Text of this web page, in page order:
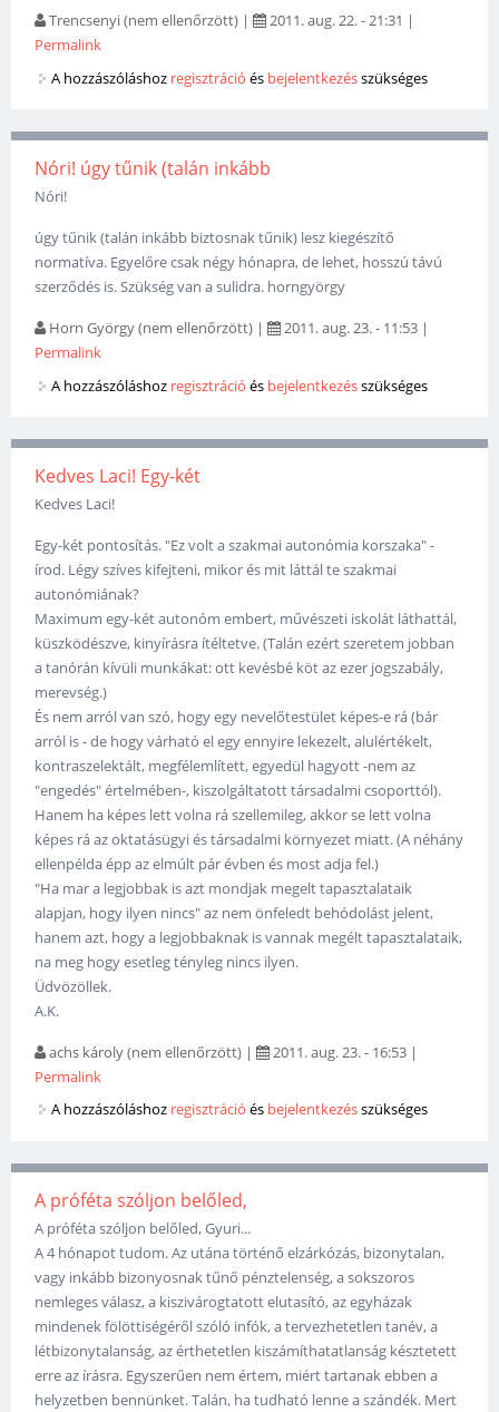
Trencsenyi (nem ellenőrzött) | 2011. aug. 22. - 21:31 |
Permalink
A hozzászóláshoz regisztráció és bejelentkezésszükséges
Nóri! úgy tűnik (talán inkább
Nóri!
úgy tűnik (talán inkább biztosnak tűnik) lesz kiegészítő
normatíva. Egyelőre csak négy hónapra, de lehet, hosszú távú
szerződés is. Szükség van a sulidra. horngyörgy
Horn György (nem ellenőrzött) | 2011. aug. 23. - 11:53 |
Permalink
A hozzászóláshoz regisztráció és bejelentkezésszükséges
Kedves Laci! Egy-két
Kedves Laci!
Egy-két pontosítás. "Ez volt a szakmai autonómia korszaka" -
írod. Légy szíves kifejteni, mikor és mit láttál te szakmai
autonómiának?
Maximum egy-két autonóm embert, művészeti iskolát láthattál,
küszködészve, kinyírásra ítéltetve. (Talán ezért szeretem jobban
a tanórán kívüli munkákat: ott kevésbé köt az ezer jogszabály,
merevség.)
És nem arról van szó, hogy egy nevelőtestület képes-e rá (bár
arról is - de hogy várható el egy ennyire lekezelt, alulértékelt,
kontraszelektált, megfélemlített, egyedül hagyott -nem az
"engedés" értelmében-, kiszolgáltatott társadalmi csoporttól).
Hanem ha képes lett volna rá szellemileg, akkor se lett volna
képes rá az oktatásügyi és társadalmi környezet miatt. (A néhány
ellenpélda épp az elmúlt pár évben és most adja fel.)
"Ha mar a legjobbak is azt mondjak megelt tapasztalataik
alapjan, hogy ilyen nincs" az nem önfeledt behódolást jelent,
hanem azt, hogy a legjobbaknak is vannak megélt tapasztalataik,
na meg hogy esetleg tényleg nincs ilyen.
Üdvözöllek.
A.K.
achs károly (nem ellenőrzött) | 2011. aug. 23. - 16:53 |
Permalink
A hozzászóláshoz regisztráció és bejelentkezésszükséges
A próféta szóljon belőled,
A próféta szóljon belőled, Gyuri...
A 4 hónapot tudom. Az utána történő elzárkózás, bizonytalan,
vagy inkább bizonyosnak tűnő pénztelenség, a sokszoros
nemleges válasz, a kiszivárogtatott elutasító, az egyházak
mindenek fölöttiségéről szóló infók, a tervezhetetlen tanév, a
létbizonytalanság, az érthetetlen kiszámíthatatlanság késztetett
erre az írásra. Egyszerűen nem értem, miért tartanak ebben a
helyzetben bennünket. Talán, ha tudható lenne a szándék. Mert